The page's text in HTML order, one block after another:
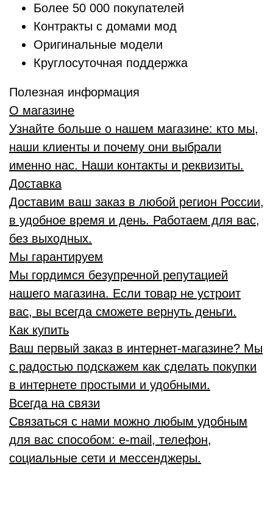
Более 50 000 покупателей
Контракты с домами мод
Оригинальные модели
Круглосуточная поддержка
Полезная информация
О магазине
Узнайте больше о нашем магазине: кто мы,
наши клиенты и почему они выбрали
именно нас. Наши контакты и реквизиты.
Доставка
Доставим ваш заказ в любой регион России,
в удобное время и день. Работаем для вас,
без выходных.
Мы гарантируем
Мы гордимся безупречной репутацией
нашего магазина. Если товар не устроит
вас, вы всегда сможете вернуть деньги.
Как купить
Ваш первый заказ в интернет-магазине? Мы
с радостью подскажем как сделать покупки
в интернете простыми и удобными.
Всегда на связи
Связаться с нами можно любым удобным
для вас способом: e-mail, телефон,
социальные сети и мессенджеры.